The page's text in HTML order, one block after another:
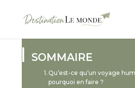
SOMMAIRE
Qu’est-ce qu’un voyage
pourquoi en faire ?